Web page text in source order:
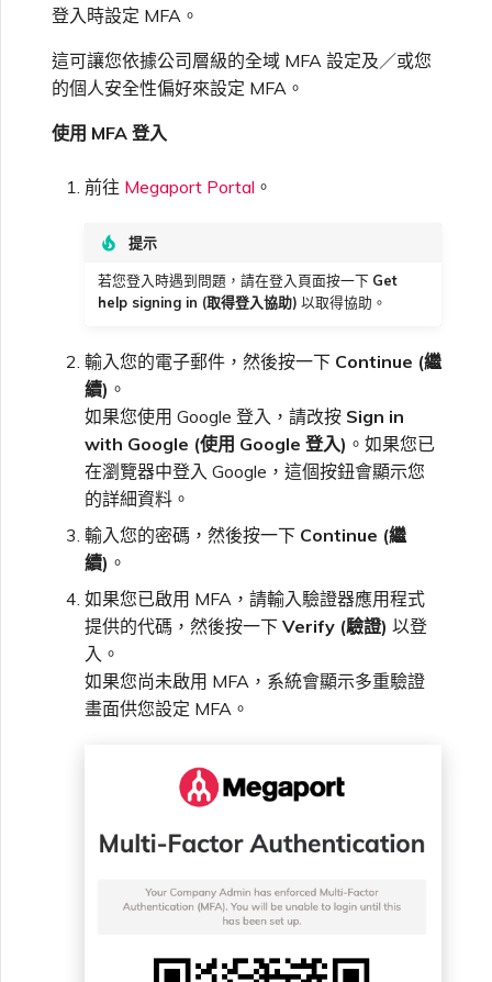
VMware SD-WAN
使用 MVE 主控台
VXC
變更 IX 設定
監控服務狀態
設定 OpenMetrics 服務監控
Azure 服務金鑰 API 回應欄
單一登入（SSO）常見問題
疑難排解後續步驟
提供偵錯資訊以加快支援回應
登入時設定 MFA。
這可讓您依據公司層級的全域 MFA 設定及／或您
的個人安全性偏好來設定 MFA。
使用 MFA 登入
前往 Megaport Portal 。
提示
若您登入時遇到問題，請在登入頁面按一下 Get
help signing in (取得登入協助) 以取得協助。
輸入您的電子郵件，然後按一下 Continue (繼
續) 。
如果您使用 Google 登入，請改按 Sign in
with Google (使用 Google 登入) 。如果您已
在瀏覽器中登入 Google，這個按鈕會顯示您
的詳細資料。
輸入您的密碼，然後按一下 Continue (繼
續) 。
如果您已啟用 MFA，請輸入驗證器應用程式
提供的代碼，然後按一下 Verify (驗證) 以登
入。
如果您尚未啟用 MFA，系統會顯示多重驗證
畫面供您設定 MFA。